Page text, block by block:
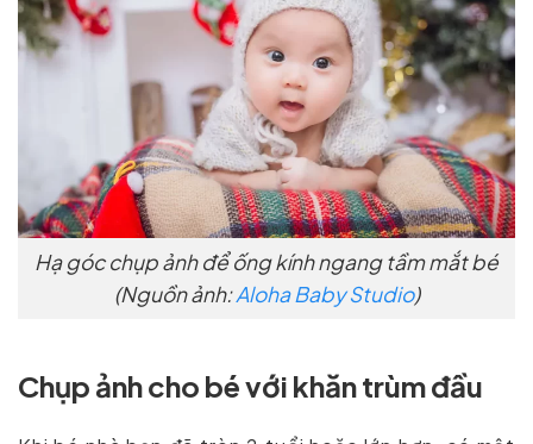
Hạ góc chụp ảnh để ống kính ngang tầm mắt bé
(Nguồn ảnh:Aloha Baby Studio)
Chụp ảnh cho bé với khăn trùm đầu